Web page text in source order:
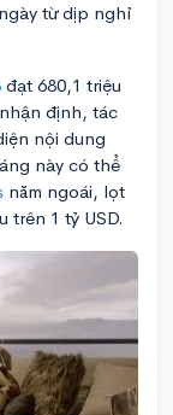
từ dịp nghỉ
đạt 680,1 triệu
định, tác
nội dung
này có thể
năm ngoái, lọt
trên 1 tỷ USD.